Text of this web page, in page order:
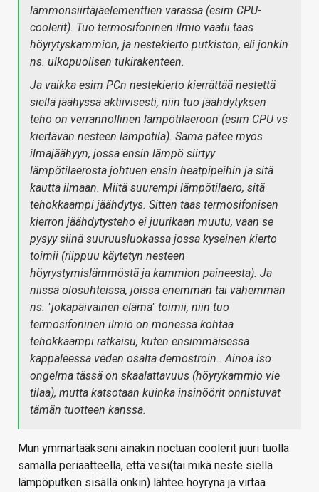
lämmönsiirtäjäelementtien varassa (esim CPU-
coolerit). Tuo termosifoninen ilmiö vaatii taas
höyrytyskammion, ja nestekierto putkiston, eli jonkin
ns. ulkopuolisen tukirakenteen.
Ja vaikka esim PCn nestekierto kierrättää nestettä
siellä jäähyssä aktiivisesti, niin tuo jäähdytyksen
teho on verrannollinen lämpötilaeroon (esim CPU vs
kiertävän nesteen lämpötila). Sama pätee myös
ilmajäähyyn, jossa ensin lämpö siirtyy
lämpötilaerosta johtuen ensin heatpipeihin ja sitä
kautta ilmaan. Miitä suurempi lämpötilaero, sitä
tehokkaampi jäähdytys. Sitten taas termosifonisen
kierron jäähdytysteho ei juurikaan muutu, vaan se
pysyy siinä suuruusluokassa jossa kyseinen kierto
toimii (riippuu käytetyn nesteen
höyrystymislämmöstä ja kammion paineesta). Ja
niissä olosuhteissa, joissa enemmän tai vähemmän
ns. "jokapäiväinen elämä" toimii, niin tuo
termosifoninen ilmiö on monessa kohtaa
tehokkaampi ratkaisu, kuten ensimmäisessä
kappaleessa veden osalta demostroin.. Ainoa iso
ongelma tässä on skaalattavuus (höyrykammio vie
tilaa), mutta katsotaan kuinka insinöörit onnistuvat
tämän tuotteen kanssa.
Mun ymmärtääkseni ainakin noctuan coolerit juuri tuolla
samalla periaatteella, että vesi(tai mikä neste siellä
lämpöputken sisällä onkin) lähtee höyrynä ja virtaa